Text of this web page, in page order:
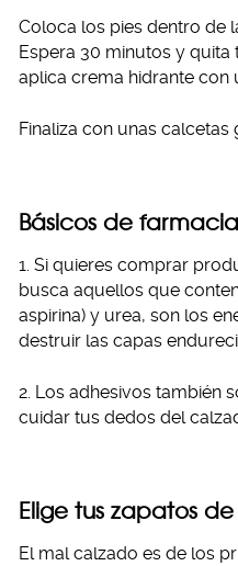
Coloca los pies dentro de
Espera 30 minutos y
aplica crema hidrante con
Finaliza con unas calcetas
Básicos de farmacia
1. Si quieres comprar
busca aquellos que
aspirina) y urea, son los
destruir las capas
2. Los adhesivos también
cuidar tus dedos del
Elige tus zapatos
El mal calzado es de los